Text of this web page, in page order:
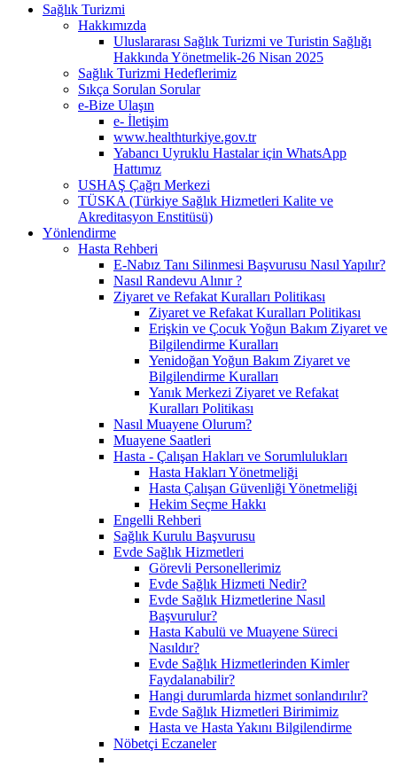
Sağlık Turizmi
Hakkımızda
Uluslararası Sağlık Turizmi ve Turistin Sağlığı
Hakkında Yönetmelik-26 Nisan 2025
Sağlık Turizmi Hedeflerimiz
Sıkça Sorulan Sorular
e-Bize Ulaşın
e- İletişim
www.healthturkiye.gov.tr
Yabancı Uyruklu Hastalar için WhatsApp
Hattımız
USHAŞ Çağrı Merkezi
TÜSKA (Türkiye Sağlık Hizmetleri Kalite ve
Akreditasyon Enstitüsü)
Yönlendirme
Hasta Rehberi
E-Nabız Tanı Silinmesi Başvurusu Nasıl Yapılır?
Nasıl Randevu Alınır ?
Ziyaret ve Refakat Kuralları Politikası
Ziyaret ve Refakat Kuralları Politikası
Erişkin ve Çocuk Yoğun Bakım Ziyaret ve
Bilgilendirme Kuralları
Yenidoğan Yoğun Bakım Ziyaret ve
Bilgilendirme Kuralları
Yanık Merkezi Ziyaret ve Refakat
Kuralları Politikası
Nasıl Muayene Olurum?
Muayene Saatleri
Hasta - Çalışan Hakları ve Sorumlulukları
Hasta Hakları Yönetmeliği
Hasta Çalışan Güvenliği Yönetmeliği
Hekim Seçme Hakkı
Engelli Rehberi
Sağlık Kurulu Başvurusu
Evde Sağlık Hizmetleri
Görevli Personellerimiz
Evde Sağlık Hizmeti Nedir?
Evde Sağlık Hizmetlerine Nasıl
Başvurulur?
Hasta Kabulü ve Muayene Süreci
Nasıldır?
Evde Sağlık Hizmetlerinden Kimler
Faydalanabilir?
Hangi durumlarda hizmet sonlandırılır?
Evde Sağlık Hizmetleri Birimimiz
Hasta ve Hasta Yakını Bilgilendirme
Nöbetçi Eczaneler